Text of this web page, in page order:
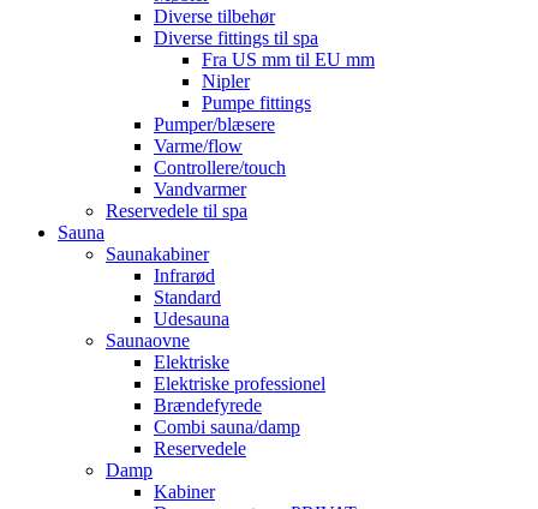
Diverse tilbehør
Diverse fittings til spa
Fra US mm til EU mm
Nipler
Pumpe fittings
Pumper/blæsere
Varme/flow
Controllere/touch
Vandvarmer
Reservedele til spa
Sauna
Saunakabiner
Infrarød
Standard
Udesauna
Saunaovne
Elektriske
Elektriske professionel
Brændefyrede
Combi sauna/damp
Reservedele
Damp
Kabiner